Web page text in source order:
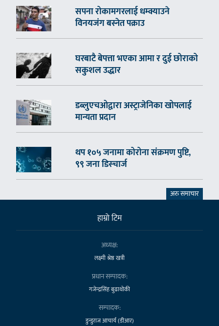
सपना रोकामगरलाई धम्क्याउने
विनयजंग बस्नेत पक्राउ
घरबाटै बेपत्ता भएका आमा र दुई छोराको
सकुशल उद्धार
डब्लुएचओद्वारा अस्ट्राजेनिका खोपलाई
मान्यता प्रदान
थप १०५ जनामा कोरोना संक्रमण पुष्टि,
९९ जना डिस्चार्ज
अरु समाचार
हाम्राे टिम
अध्यक्ष:
लक्ष्मी श्रेष्ठ खत्री
प्रधान सम्पादक:
गजेन्द्रसिंह बुढाथोकी
सम्पादक:
डुन्डुराज आचार्य (डीआर)